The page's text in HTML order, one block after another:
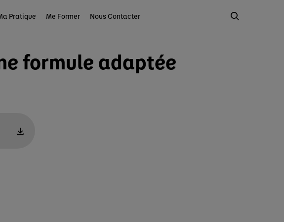
Pratique Me Former Nous Contacter
formule adaptée